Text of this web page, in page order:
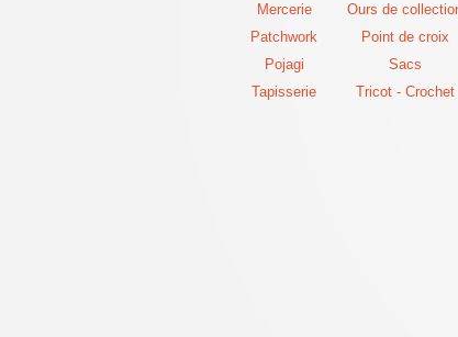
Mercerie
Ours de
Patchwork
Point de croix
Pojagi
Sacs
Tapisserie
Tricot - Crochet